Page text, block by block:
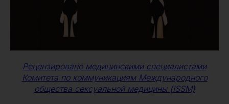
Рецензировано медицинскими специалистами
Комитета по коммуникациям Международного
общества сексуальной медицины (ISSM)